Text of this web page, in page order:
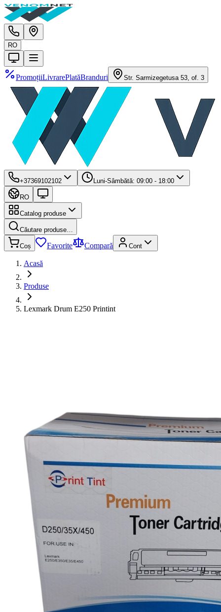
RO
PromoțiiLivrarePlatăBranduri Str. Sarmizegetusa 53, of. 3
+37369102102 Luni-Sâmbătă: 09:00 - 18:00
RO
Catalog produse
Căutare produse…
Coș Favorite Compară Cont
Acasă
Produse
Lexmark Drum E250 Printint